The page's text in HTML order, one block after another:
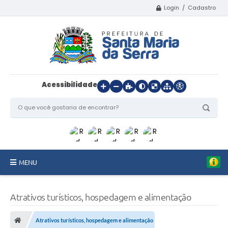
Login / Cadastro
Acessibilidade
MENU
Departamentos
Atrativos turísticos, hospedagem e alimentação
Atrativos turísticos, hospedagem e alimentação